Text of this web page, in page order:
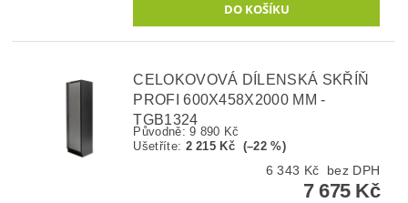
CELOKOVOVÁ DÍLENSKÁ SKŘÍŇ
PROFI 600X458X2000 MM -
TGB1324
Původně:9 890 Kč
Ušetříte: 2 215 Kč (–22 %)
6 343 Kč bez DPH
7 675 Kč